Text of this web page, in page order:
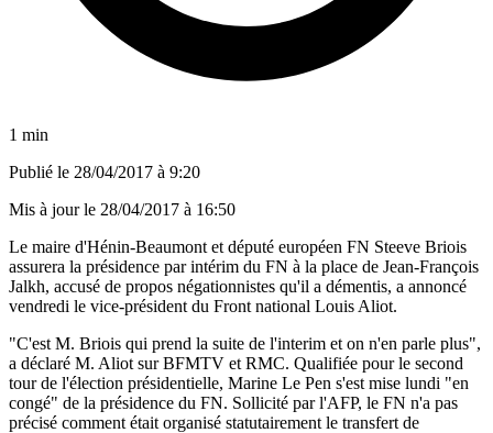
1 min
Publié le 28/04/2017 à 9:20
Mis à jour le 28/04/2017 à 16:50
Le maire d'Hénin-Beaumont et député européen FN Steeve Briois
assurera la présidence par intérim du FN à la place de Jean-François
Jalkh, accusé de propos négationnistes qu'il a démentis, a annoncé
vendredi le vice-président du Front national Louis Aliot.
"C'est M. Briois qui prend la suite de l'interim et on n'en parle plus",
a déclaré M. Aliot sur BFMTV et RMC. Qualifiée pour le second
tour de l'élection présidentielle, Marine Le Pen s'est mise lundi "en
congé" de la présidence du FN. Sollicité par l'AFP, le FN n'a pas
précisé comment était organisé statutairement le transfert de